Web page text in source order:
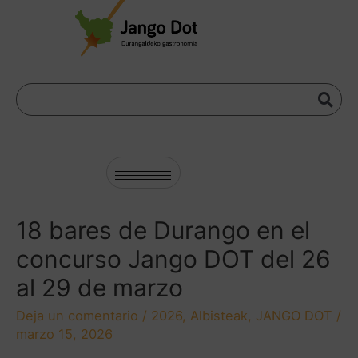
18 bares de Durango en el
concurso Jango DOT del 26
al 29 de marzo
Deja un comentario / 2026, Albisteak, JANGO DOT /
marzo 15, 2026